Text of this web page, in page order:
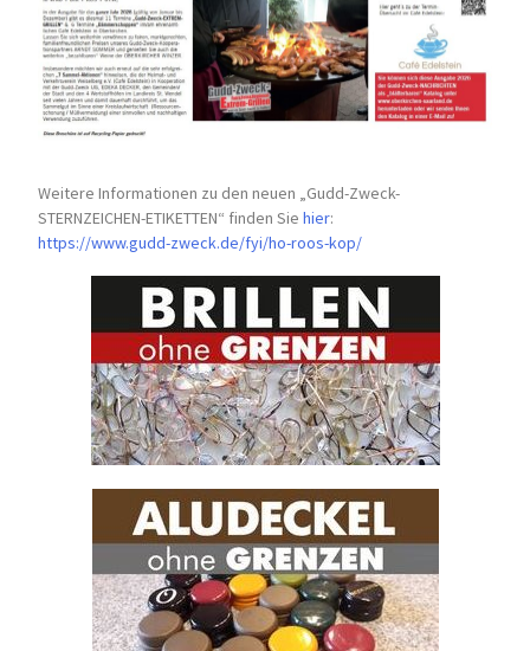
Weitere Informationen zu den neuen „Gudd-Zweck-
STERNZEICHEN-ETIKETTEN“ finden Siehier:
https://www.gudd-zweck.de/fyi/ho-roos-kop/